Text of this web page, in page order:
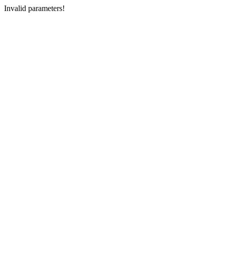
Invalid parameters!